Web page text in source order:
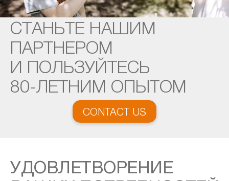
СТАНЬТЕ НАШИМ
ПАРТНЕРОМ
И ПОЛЬЗУЙТЕСЬ
80-ЛЕТНИМ ОПЫТОМ
CONTACT US
УДОВЛЕТВОРЕНИЕ